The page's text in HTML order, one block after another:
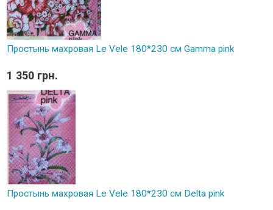
Простынь махровая Le Vele 180*230 см Gamma pink
1 350 грн.
Простынь махровая Le Vele 180*230 см Delta pink